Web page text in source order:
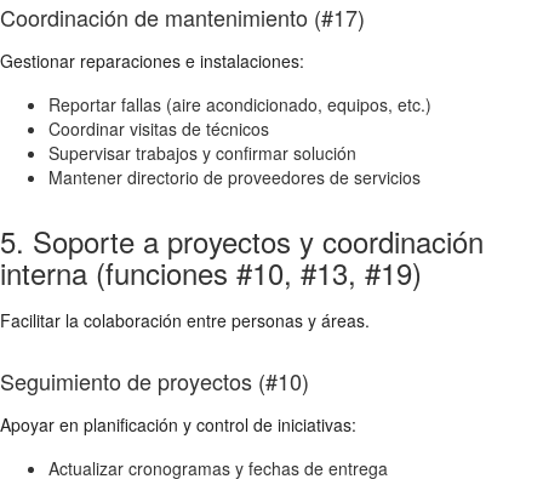
Coordinación de mantenimiento (#17)
Gestionar reparaciones e instalaciones:
Reportar fallas (aire acondicionado, equipos, etc.)
Coordinar visitas de técnicos
Supervisar trabajos y confirmar solución
Mantener directorio de proveedores de servicios
5. Soporte a proyectos y coordinación
interna (funciones #10, #13, #19)
Facilitar la colaboración entre personas y áreas.
Seguimiento de proyectos (#10)
Apoyar en planificación y control de iniciativas:
Actualizar cronogramas y fechas de entrega